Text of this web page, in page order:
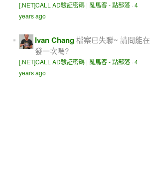
[.NET]CALL AD驗証密碼 | 亂馬客 - 點部落 · 4
years ago
Ivan Chang檔案已失聯~ 請問能在
發一次嗎?
[.NET]CALL AD驗証密碼 | 亂馬客 - 點部落 · 4
years ago